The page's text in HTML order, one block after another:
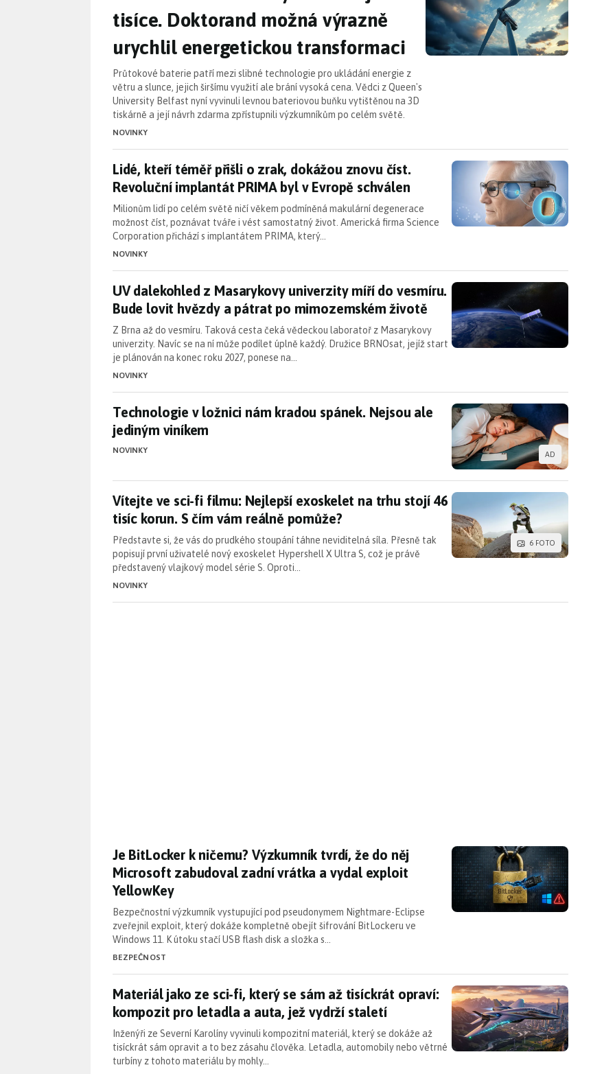
tisíce. Doktorand možná výrazně
urychlil energetickou transformaci
Průtokové baterie patří mezi slibné technologie pro ukládání energie z
větru a slunce, jejich širšímu využití ale brání vysoká cena. Vědci z Queen's
University Belfast nyní vyvinuli levnou bateriovou buňku vytištěnou na 3D
tiskárně a její návrh zdarma zpřístupnili výzkumníkům po celém světě.
NOVINKY
Lidé, kteří téměř přišli o zrak, dokážou znovu číst. Revoluční implantát PRIMA byl
Lidé, kteří téměř přišli o zrak, dokážou znovu číst.
Revoluční implantát PRIMA byl v Evropě schválen
Milionům lidí po celém světě ničí věkem podmíněná makulární degenerace
možnost číst, poznávat tváře i vést samostatný život. Americká firma Science
Corporation přichází s implantátem PRIMA, který…
NOVINKY
UV dalekohled z Masarykovy univerzity míří do vesmíru. Bude lovit hvězdy a
UV dalekohled z Masarykovy univerzity míří do vesmíru.
Bude lovit hvězdy a pátrat po mimozemském životě
Z Brna až do vesmíru. Taková cesta čeká vědeckou laboratoř z Masarykovy
univerzity. Navíc se na ní může podílet úplně každý. Družice BRNOsat, jejíž start
je plánován na konec roku 2027, ponese na…
NOVINKY
Technologie v ložnici nám kradou spánek. Nejsou ale jediným viníkem
Technologie v ložnici nám kradou spánek. Nejsou ale
jediným viníkem
NOVINKY AD
Vítejte ve sci-fi filmu: Nejlepší exoskelet na trhu stojí 46 tisíc korun. S čím vám
Vítejte ve sci-fi filmu: Nejlepší exoskelet na trhu stojí 46
tisíc korun. S čím vám reálně pomůže?
Představte si, že vás do prudkého stoupání táhne neviditelná síla. Přesně tak
popisují první uživatelé nový exoskelet Hypershell X Ultra S, což je právě
představený vlajkový model série S. Oproti…
NOVINKY
6 FOTO
Je BitLocker k ničemu? Výzkumník tvrdí, že do něj Microsoft zabudoval zadní
Je BitLocker k ničemu? Výzkumník tvrdí, že do něj
Microsoft zabudoval zadní vrátka a vydal exploit
YellowKey
Bezpečnostní výzkumník vystupující pod pseudonymem Nightmare-Eclipse
zveřejnil exploit, který dokáže kompletně obejít šifrování BitLockeru ve
Windows 11. K útoku stačí USB flash disk a složka s…
BEZPEČNOST
Materiál jako ze sci-fi, který se sám až tisíckrát opraví: kompozit pro letadla a
Materiál jako ze sci-fi, který se sám až tisíckrát opraví:
kompozit pro letadla a auta, jež vydrží staletí
Inženýři ze Severní Karolíny vyvinuli kompozitní materiál, který se dokáže až
tisíckrát sám opravit a to bez zásahu člověka. Letadla, automobily nebo větrné
turbíny z tohoto materiálu by mohly…